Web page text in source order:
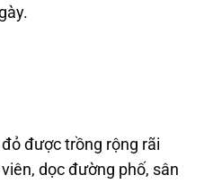
đỏ được trồng rộng rãi
dọc đường phố, sân